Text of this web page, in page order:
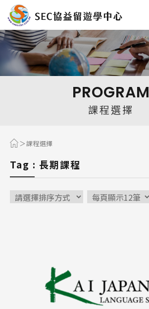
熱門搜尋：
PROGRAM
課程選擇
課程選擇
Tag : 長期課程